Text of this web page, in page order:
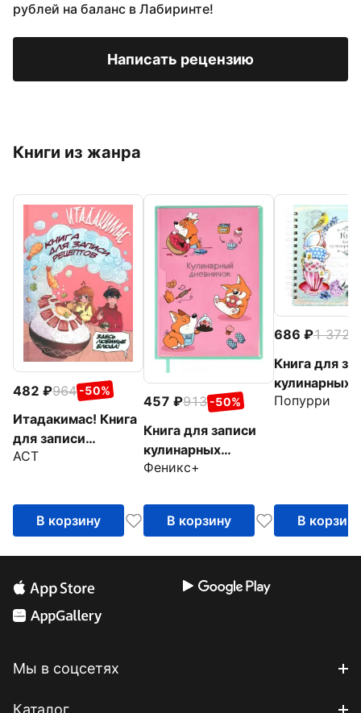
рублей на баланс в Лабиринте!
Написать рецензию
Книги из жанра
482 964 -50%
Итадакимас! Книга
для записи
рецептов
АСТ
В корзину
457 913 -50%
Книга для записи
кулинарных
рецептов
листов
Феникс+
В корзину
686 1 372
Книга для
кулинарных
рецептов.
Попурри
В корзину
Мы в соцсетях
Каталог